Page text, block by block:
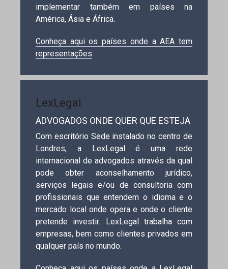
implementar também em países na
América, Ásia e África.
Conheça aqui os países onde a AEA tem
representações.
LexLegal
ADVOGADOS ONDE QUER QUE ESTEJA
Com escritório Sede instalado no centro de
Londres, a LexLegal é uma rede
internacional de advogados através da qual
pode obter aconselhamento jurídico,
serviços legais e/ou de consultoria com
profissionais que entendem o idioma e o
mercado local onde opera e onde o cliente
pretende investir. LexLegal trabalha com
empresas, bem como clientes privados em
qualquer país no mundo.